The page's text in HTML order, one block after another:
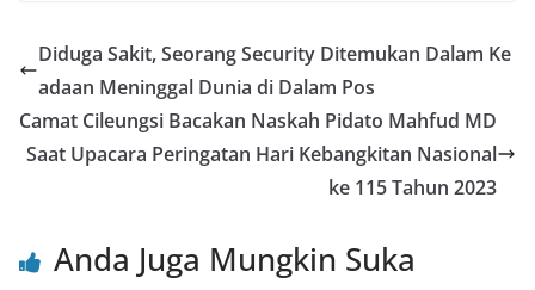
e
b
o
o
er l s
A
p
p
e
st
e
Diduga Sakit, Seorang Security Ditemukan Dalam Ke
adaan Meninggal Dunia di Dalam Pos
Camat Cileungsi Bacakan Naskah Pidato Mahfud MD
Saat Upacara Peringatan Hari Kebangkitan Nasional
ke 115 Tahun 2023
Anda Juga Mungkin Suka